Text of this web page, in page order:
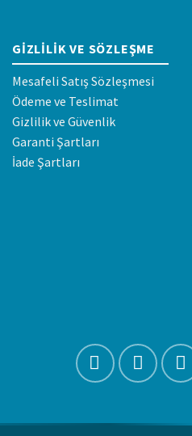
GIZLILIK VE SÖZLEŞME
Mesafeli Satış Sözleşmesi
Ödeme ve Teslimat
Gizlilik ve Güvenlik
Garanti Şartları
İade Şartları